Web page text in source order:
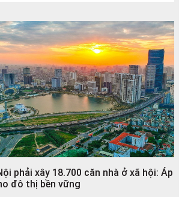
phải xây 18.700 căn nhà ở xã hội: Áp
đô thị bền vững